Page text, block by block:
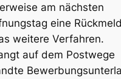
am nächsten
eine
weitere Verfahren.
auf dem Postwege